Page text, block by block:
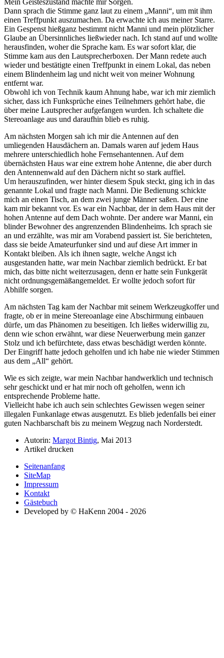
Mein Geisteszustand machte mir Sorgen.
Dann sprach die Stimme ganz laut zu einem
Manni , um mit ihm
einen Treffpunkt auszumachen. Da erwachte ich aus meiner Starre.
Ein Gespenst hießganz bestimmt nicht Manni und mein plötzlicher
Glaube an Übersinnliches ließwieder nach. Ich stand auf und wollte
herausfinden, woher die Sprache kam. Es war sofort klar, die
Stimme kam aus den Lautsprecherboxen. Der Mann redete auch
wieder und bestätigte einen Treffpunkt in einem Lokal, das neben
einem Blindenheim lag und nicht weit von meiner Wohnung
entfernt war.
Obwohl ich von Technik kaum Ahnung habe, war ich mir ziemlich
sicher, dass ich Funksprüche eines Teilnehmers gehört habe, die
über meine Lautsprecher aufgefangen wurden. Ich schaltete die
Stereoanlage aus und daraufhin blieb es ruhig.
Am nächsten Morgen sah ich mir die Antennen auf den
umliegenden Hausdächern an. Damals waren auf jedem Haus
mehrere unterschiedlich hohe Fernsehantennen. Auf dem
übernächsten Haus war eine extrem hohe Antenne, die aber durch
den Antennenwald auf den Dächern nicht so stark auffiel.
Um herauszufinden, wer hinter diesem Spuk steckt, ging ich in das
genannte Lokal und fragte nach Manni. Die Bedienung schickte
mich an einen Tisch, an dem zwei junge Männer saßen. Der eine
kam mir bekannt vor. Es war ein Nachbar, der in dem Haus mit der
hohen Antenne auf dem Dach wohnte. Der andere war Manni, ein
blinder Bewohner des angrenzenden Blindenheims. Ich sprach sie
an und erzählte, was mir am Vorabend passiert ist. Sie berichteten,
dass sie beide Amateurfunker sind und auf diese Art immer in
Kontakt bleiben. Als ich ihnen sagte, welche Angst ich
ausgestanden hatte, war mein Nachbar ziemlich bedrückt. Er bat
mich, das bitte nicht weiterzusagen, denn er hatte sein Funkgerät
nicht ordnungsgemäßangemeldet. Er wollte jedoch sofort für
Abhilfe sorgen.
Am nächsten Tag kam der Nachbar mit seinem Werkzeugkoffer und
fragte, ob er in meine Stereoanlage eine Abschirmung einbauen
dürfe, um das Phänomen zu beseitigen. Ich ließes widerwillig zu,
denn wie schon erwähnt, war diese Neuerwerbung mein ganzer
Stolz und ich befürchtete, dass etwas beschädigt werden könnte.
Der Eingriff hatte jedoch geholfen und ich habe nie wieder Stimmen
aus dem
All
gehört.
Wie es sich zeigte, war mein Nachbar handwerklich und technisch
sehr geschickt und er hat mir noch oft geholfen, wenn ich
entsprechende Probleme hatte.
Vielleicht habe ich auch sein schlechtes Gewissen wegen seiner
illegalen Funkanlage etwas ausgenutzt. Es blieb jedenfalls bei einer
guten Nachbarschaft bis zu meinem Wegzug nach Norderstedt.
Autorin: Margot Bintig, Mai 2013
Artikel drucken
Seitenanfang
SiteMap
Impressum
Kontakt
Gästebuch
Developed by © HaKenn 2004 - 2026